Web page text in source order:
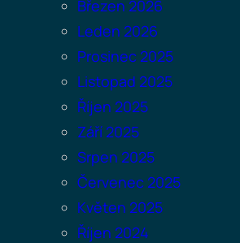
Březen 2026
Leden 2026
Prosinec 2025
Listopad 2025
Říjen 2025
Září 2025
Srpen 2025
Červenec 2025
Květen 2025
Říjen 2024